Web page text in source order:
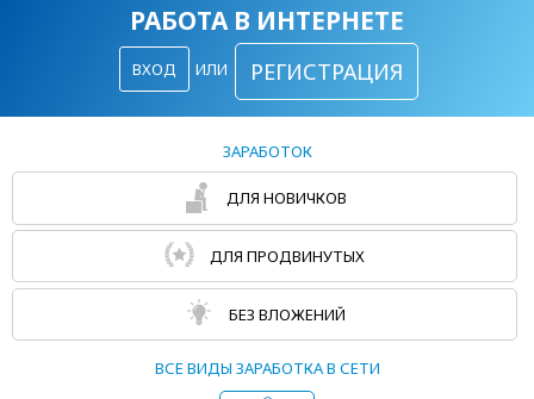
РАБОТА В ИНТЕРНЕТЕ
ВХОД ИЛИ РЕГИСТРАЦИЯ
ЗАРАБОТОК
ДЛЯ НОВИЧКОВ
ДЛЯ ПРОДВИНУТЫХ
БЕЗ ВЛОЖЕНИЙ
ВСЕ ВИДЫ ЗАРАБОТКА В СЕТИ